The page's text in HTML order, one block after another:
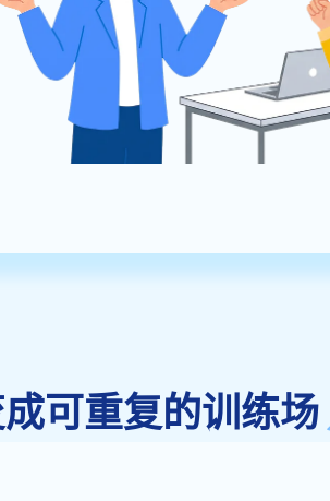
可重复的训练场